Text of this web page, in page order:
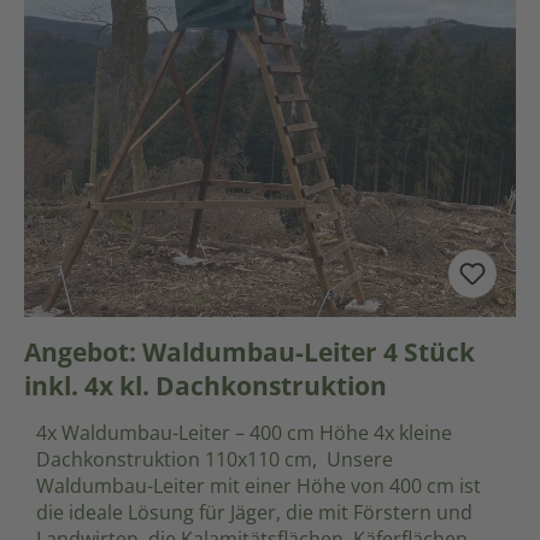
Angebot: Waldumbau-Leiter 4 Stück
inkl. 4x kl. Dachkonstruktion
4x Waldumbau-Leiter – 400 cm Höhe 4x kleine
Dachkonstruktion 110x110 cm, Unsere
Waldumbau-Leiter mit einer Höhe von 400 cm ist
die ideale Lösung für Jäger, die mit Förstern und